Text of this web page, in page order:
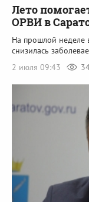
Лето
ОРВИ в
На прошлой неделе
снизилась
2 июля 09:43